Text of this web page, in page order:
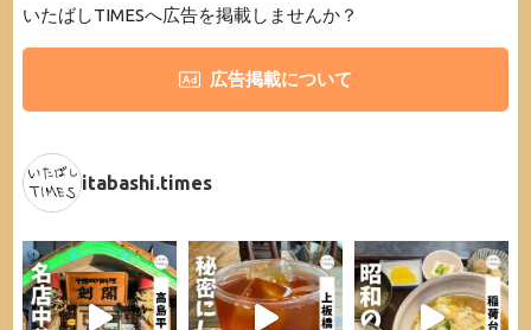
いたばしTIMESへ広告を掲載しませんか？
広告掲載について
itabashi.times